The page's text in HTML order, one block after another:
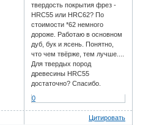
твердость покрытия фрез -
HRC55 или HRC62? По
стоимости *62 немного
дороже. Работаю в основном
дуб, бук и ясень. Понятно,
что чем твёрже, тем лучше....
Для твердых пород
древесины HRC55
достаточно? Спасибо.
0
Цитировать